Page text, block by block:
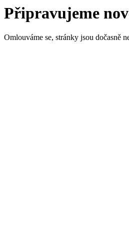
Připravujeme
Omlouváme se, stránky jsou dočasně